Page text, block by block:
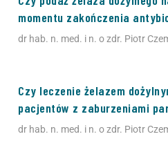
momentu zakończenia
dr hab. n. med. i n. o zdr. Piotr
Czy leczenie żelazem
pacjentów z zaburzeniami
dr hab. n. med. i n. o zdr. Piotr